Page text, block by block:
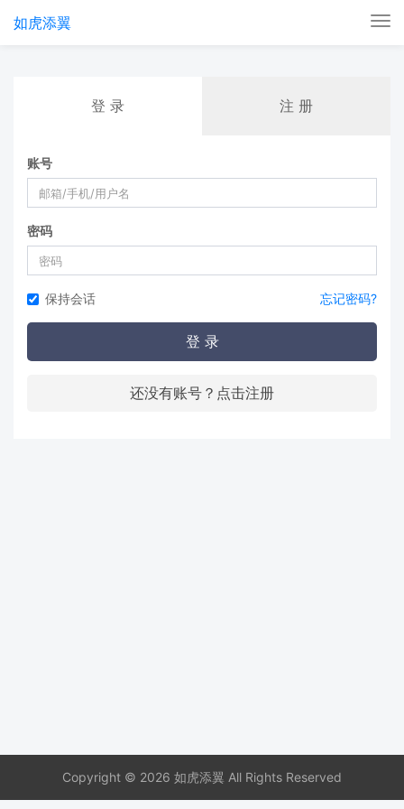
如虎添翼
登 录 注 册
账号
密码
保持会话 忘记密码?
登 录
还没有账号？点击注册
Copyright © 2026 如虎添翼 All Rights Reserved